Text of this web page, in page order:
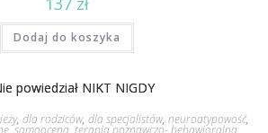
Dodaj do koszyka
, dla rodziców, dla specjalistów, neuroatypowość,